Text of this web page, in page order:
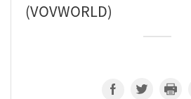
(VOVWORLD)